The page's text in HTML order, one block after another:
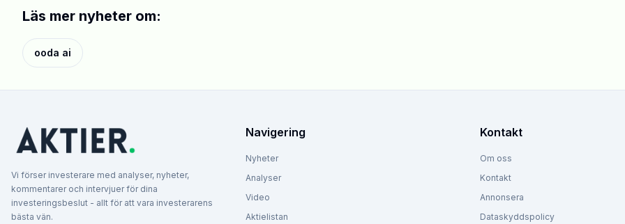
Läs mer nyheter om:
ooda ai
Vi förser investerare med analyser, nyheter,
kommentarer och intervjuer för dina
investeringsbeslut - allt för att vara investerarens
bästa vän.
Navigering
Nyheter
Analyser
Video
Aktielistan
Kontakt
Om oss
Kontakt
Annonsera
Dataskyddspolicy